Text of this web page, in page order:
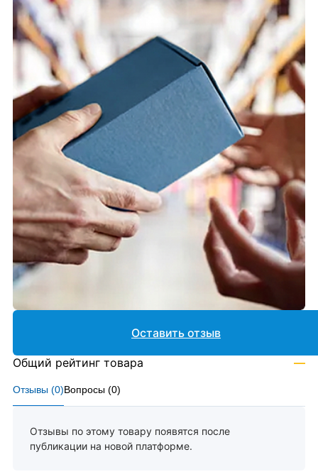
Отзывы (0)Вопросы (0)
Отзывы по этому товару появятся после
публикации на новой платформе.
Оставить отзыв
Общий рейтинг товара —